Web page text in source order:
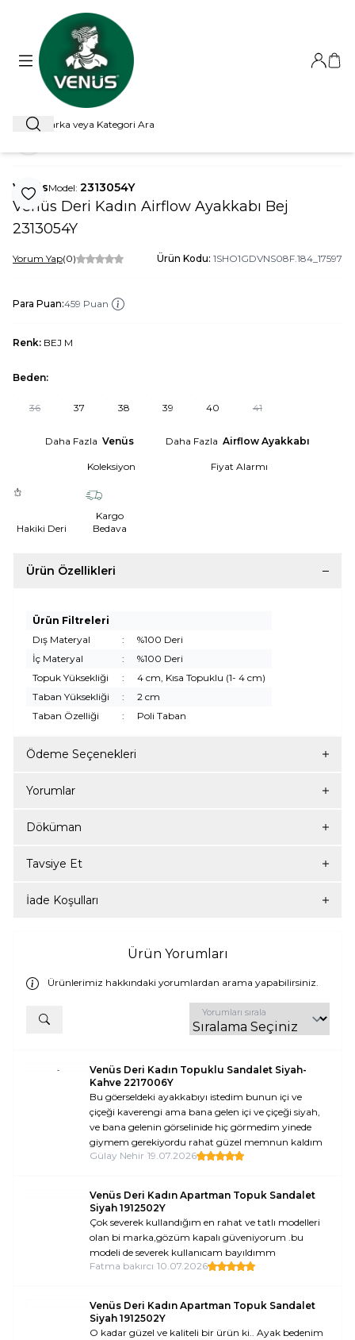
Ara
Giriş
Favoriye Ekle
VenüsModel: 2313054Y
Venüs Deri Kadın Airflow Ayakkabı Bej
2313054Y
Yorum Yap(0) Ürün Kodu: 1SHO1GDVNS08F.184_17597
Para Puan:459 Puan
Renk: BEJ M
Beden:
36 37 38 39 40 41
Daha Fazla Venüs Daha Fazla Airflow Ayakkabı
Koleksiyon Fiyat Alarmı
Hakiki Deri
Kargo
Bedava
Ürün Özellikleri
Ürün Filtreleri
Dış Materyal
:
%100 Deri
İç Materyal
:
%100 Deri
Topuk Yüksekliği
:
4 cm, Kısa Topuklu (1- 4 cm)
Taban Yüksekliği
:
2 cm
Taban Özelliği
: Poli Taban
Ödeme Seçenekleri
Yorumlar
Döküman
Tavsiye Et
İade Koşulları
Ürün Yorumları
Ürünlerimiz hakkındaki yorumlardan arama yapabilirsiniz.
Yorumları sırala
Venüs Deri Kadın Topuklu Sandalet Siyah-
Kahve 2217006Y
Bu göerseldeki ayakkabıyı istedim bunun içi ve
çiçeği kaverengi ama bana gelen içi ve çiçeği siyah,
ve bana gelenin görselinide hiç görmedim yinede
giymem gerekiyordu rahat güzel memnun kaldım
Gülay Nehir 19.07.2026
Venüs Deri Kadın Apartman Topuk Sandalet
Siyah 1912502Y
Çok severek kullandığım en rahat ve tatlı modelleri
olan bi marka,gözüm kapalı güveniyorum .bu
modeli de severek kullanıcam bayıldımm
Fatma bakırcı 10.07.2026
Venüs Deri Kadın Apartman Topuk Sandalet
Siyah 1912502Y
O kadar güzel ve kaliteli bir ürün ki.. Ayak bedenim